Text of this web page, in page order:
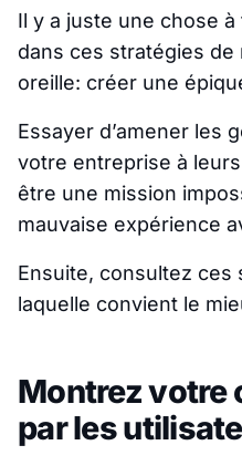
Il y a juste une chose
dans ces stratégies
oreille: créer une
Essayer d’amener les
votre entreprise à
être une mission
mauvaise expérience
Ensuite, consultez ces
laquelle convient le
Montrez votre
par les